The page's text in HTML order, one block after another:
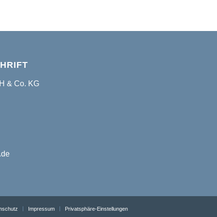
& Co. KG
Impressum Privatsphäre-Einstellungen